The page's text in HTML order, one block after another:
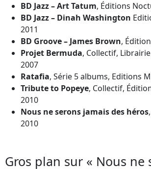
BD Jazz – Art Tatum, Éditions
BD Jazz – Dinah Washington
2011
BD Groove – James Brown,
Projet Bermuda, Collectif,
2007
Ratafia, Série 5 albums, Editions
Tribute to Popeye, Collectif,
2010
Nous ne serons jamais des héros
2010
Gros plan sur « Nous ne